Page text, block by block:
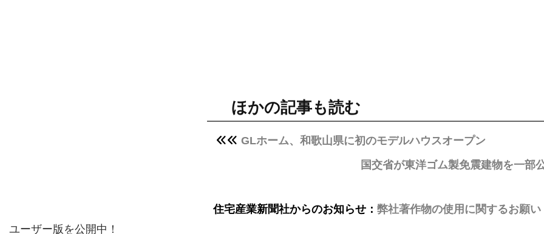
ほかの記事も読む
GLホーム、和歌山県に初のモデルハウスオープン
国交省が東洋ゴム製免震建物を一部
住宅産業新聞社からのお知らせ： 弊社著作物の使用に関するお願い
ユーザー版を公開中！